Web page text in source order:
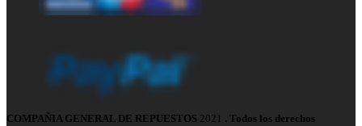
COMPAÑIA GENERAL DE REPUESTOS 2021 . Todos los derechos